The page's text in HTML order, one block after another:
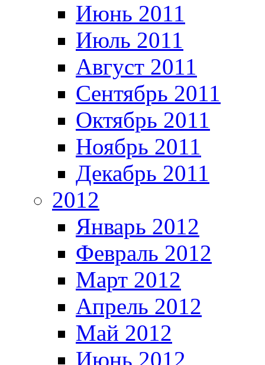
Июнь 2011
Июль 2011
Август 2011
Сентябрь 2011
Октябрь 2011
Ноябрь 2011
Декабрь 2011
2012
Январь 2012
Февраль 2012
Март 2012
Апрель 2012
Май 2012
Июнь 2012